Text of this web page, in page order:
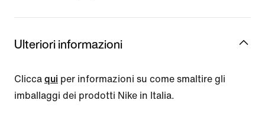
Ulteriori informazioni
Clicca qui per informazioni su come smaltire gli
imballaggi dei prodotti Nike in Italia.